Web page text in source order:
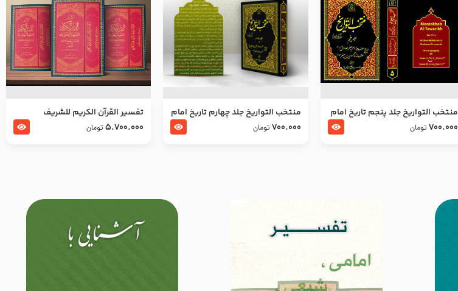
منتخب التواریخ جلد پنجم تاریخ امام
جعفر صادق و امام موسی بن جعفر
700.000 تومان
منتخب التواریخ جلد چهارم تاریخ امام
زین العابدین و امام محمد باقر
700.000 تومان
تفسير القرآن الكريم للشريف
المرتضي قدس سرّه
5.700.000 تومان